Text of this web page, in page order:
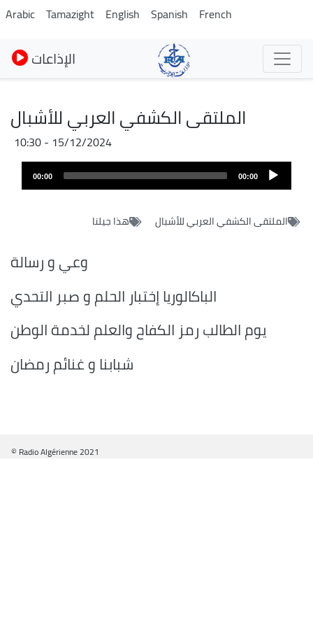
Skip
to
main
content
Arabic Tamazight English Spanish French
الإذاعات
الملتقى الكشفي العربي للأشبال
15/12/2024 - 10:30
Fichier
audio
00:00
00:00
الملتقى الكشفي العربي للأشبال هذا جيلنا
وعي و رسالة
الباكالوريا إختبار الحلم و صبر التحدي
يوم الطالب رمز الكفاح والعلم لخدمة الوطن
شبابنا و غنائم رمضان
© Radio Algérienne 2021